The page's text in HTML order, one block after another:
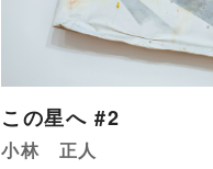
この星へ #2
小林 正人